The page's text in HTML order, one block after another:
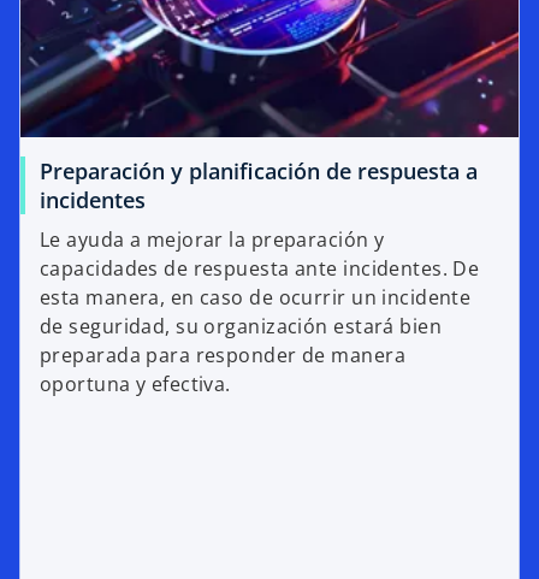
Preparación y planificación de respuesta a
incidentes
Le ayuda a mejorar la preparación y
capacidades de respuesta ante incidentes. De
esta manera, en caso de ocurrir un incidente
de seguridad, su organización estará bien
preparada para responder de manera
oportuna y efectiva.